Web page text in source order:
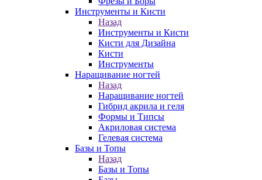
Инструменты и Кисти
Назад
Инструменты и Кисти
Кисти для Дизайна
Кисти
Инструменты
Наращивание ногтей
Назад
Наращивание ногтей
Гибрид акрила и геля
Формы и Типсы
Акриловая система
Гелевая система
Базы и Топы
Назад
Базы и Топы